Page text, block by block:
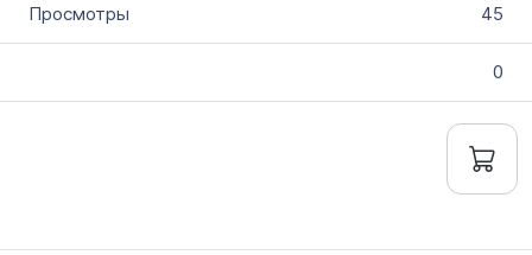
45
0